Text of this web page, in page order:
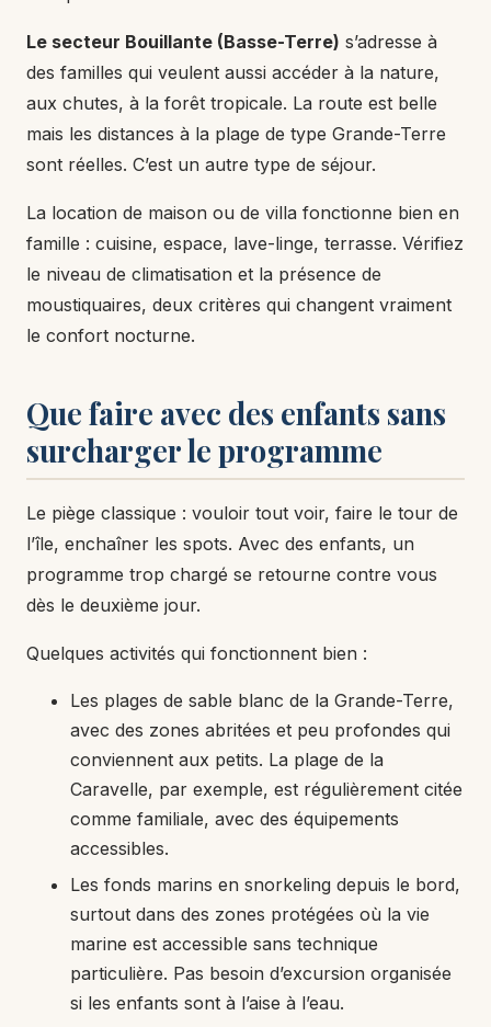
Le secteur Bouillante (Basse-Terre) s’adresse à
des familles qui veulent aussi accéder à la nature,
aux chutes, à la forêt tropicale. La route est belle
mais les distances à la plage de type Grande-Terre
sont réelles. C’est un autre type de séjour.
La location de maison ou de villa fonctionne bien en
famille : cuisine, espace, lave-linge, terrasse. Vérifiez
le niveau de climatisation et la présence de
moustiquaires, deux critères qui changent vraiment
le confort nocturne.
Que faire avec des enfants sans
surcharger le programme
Le piège classique : vouloir tout voir, faire le tour de
l’île, enchaîner les spots. Avec des enfants, un
programme trop chargé se retourne contre vous
dès le deuxième jour.
Quelques activités qui fonctionnent bien :
Les plages de sable blanc de la Grande-Terre,
avec des zones abritées et peu profondes qui
conviennent aux petits. La plage de la
Caravelle, par exemple, est régulièrement citée
comme familiale, avec des équipements
accessibles.
Les fonds marins en snorkeling depuis le bord,
surtout dans des zones protégées où la vie
marine est accessible sans technique
particulière. Pas besoin d’excursion organisée
si les enfants sont à l’aise à l’eau.